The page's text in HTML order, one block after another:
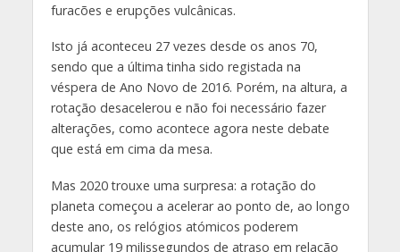
furacões e erupções vulcânicas.
Isto já aconteceu 27 vezes desde os anos 70,
sendo que a última tinha sido registada na
véspera de Ano Novo de 2016. Porém, na altura, a
rotação desacelerou e não foi necessário fazer
alterações, como acontece agora neste debate
que está em cima da mesa.
Mas 2020 trouxe uma surpresa: a rotação do
planeta começou a acelerar ao ponto de, ao longo
deste ano, os relógios atómicos poderem
acumular 19 milissegundos de atraso em relação